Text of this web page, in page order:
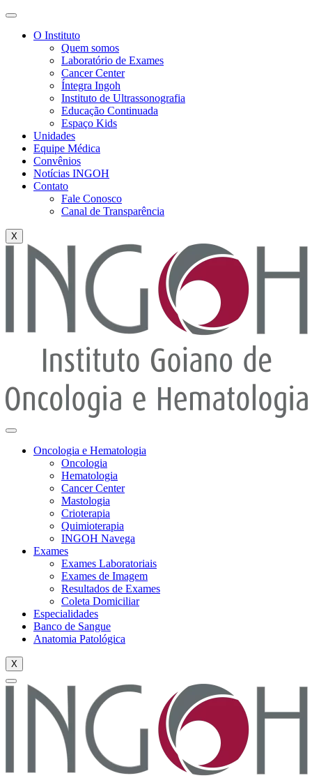
O Instituto
Quem somos
Laboratório de Exames
Cancer Center
Íntegra Ingoh
Instituto de Ultrassonografia
Educação Continuada
Espaço Kids
Unidades
Equipe Médica
Convênios
Notícias INGOH
Contato
Fale Conosco
Canal de Transparência
X
Oncologia e Hematologia
Oncologia
Hematologia
Cancer Center
Mastologia
Crioterapia
Quimioterapia
INGOH Navega
Exames
Exames Laboratoriais
Exames de Imagem
Resultados de Exames
Coleta Domiciliar
Especialidades
Banco de Sangue
Anatomia Patológica
X